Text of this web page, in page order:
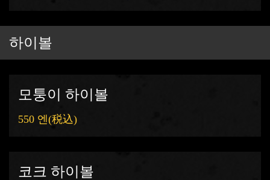
하이볼
모퉁이 하이볼
550 엔(税込)
코크 하이볼